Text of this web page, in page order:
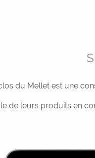
du Mellet est une
de leurs produits en